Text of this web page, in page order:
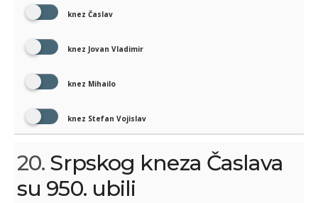
knez Časlav
knez Jovan Vladimir
knez Mihailo
knez Stefan Vojislav
20. Srpskog kneza Časlava
su 950. ubili